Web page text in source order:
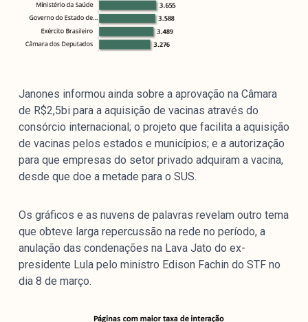
Janones informou ainda sobre a aprovação na Câmara
de R$2,5bi para a aquisição de vacinas através do
consórcio internacional; o projeto que facilita a aquisição
de vacinas pelos estados e municípios; e a autorização
para que empresas do setor privado adquiram a vacina,
desde que doe a metade para o SUS.
Os gráficos e as nuvens de palavras revelam outro tema
que obteve larga repercussão na rede no período, a
anulação das condenações na Lava Jato do ex-
presidente Lula pelo ministro Edison Fachin do STF no
dia 8 de março.